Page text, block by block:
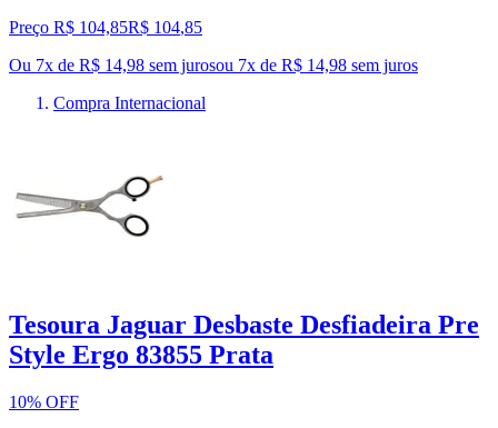
Preço R$ 104,85R$ 104,85
Ou 7x de R$ 14,98 sem jurosou 7x de R$ 14,98 sem juros
Compra Internacional
Tesoura Jaguar Desbaste Desfiadeira Pre
Style Ergo 83855 Prata
10% OFF